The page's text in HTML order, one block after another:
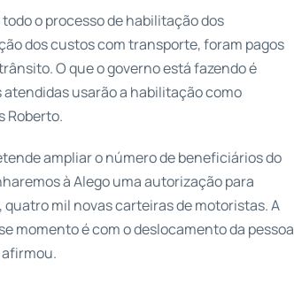
o processo de habilitação dos
dos custos com transporte, foram pagos
O que o governo está fazendo é
usarão a habilitação como
Roberto.
ampliar o número de beneficiários do
à Alego uma autorização para
mil novas carteiras de motoristas. A
momento é com o deslocamento da pessoa
afirmou.